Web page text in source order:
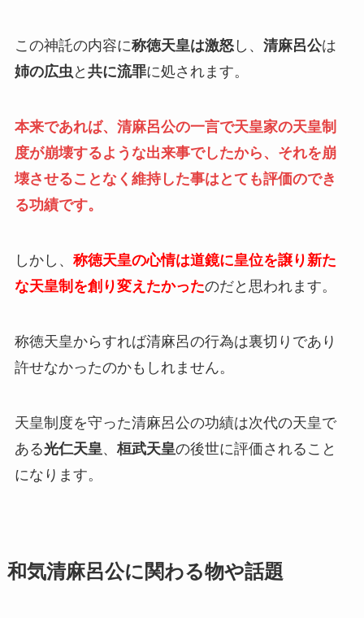
この神託の内容に称徳天皇は激怒し、 清麻呂公は
姉の広虫と 共に流罪に処されます。
本来であれば、清麻呂公の一言で天皇家の天皇制
度が崩壊するような出来事でしたから、それを崩
壊させることなく維持した事はとても評価のでき
る功績です。
しかし、 称徳天皇の心情は道鏡に皇位を譲り新た
な天皇制を創り変えたかったのだと思われます。
称徳天皇からすれば清麻呂の行為は裏切りであり
許せなかったのかもしれません。
天皇制度を守った清麻呂公の功績は次代の天皇で
ある光仁天皇、 桓武天皇の後世に評価されること
になります。
和気清麻呂公に関わる物や話題